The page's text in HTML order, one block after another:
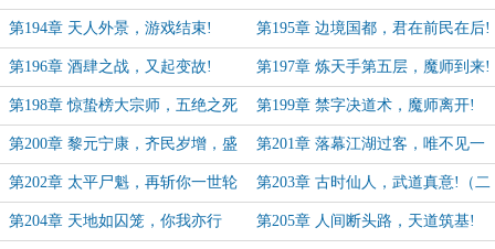
做人!
第194章 天人外景，游戏结束! 第195章 边境国都，君在前民在后!
第196章 酒肆之战，又起变故! 第197章 炼天手第五层，魔师到来!
（二合一）
第198章 惊蛰榜大宗师，五绝之死 第199章 禁字决道术，魔师离开!
（二合一）
第200章 黎元宁康，齐民岁增，盛
世降临!
第201章 落幕江湖过客，唯不见一
人
第202章 太平尸魁，再斩你一世轮
回（二合一）
第203章 古时仙人，武道真意!（二
合一）
第204章 天地如囚笼，你我亦行 第205章 人间断头路，天道筑基!